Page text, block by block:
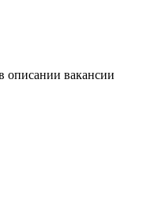
описании вакансии